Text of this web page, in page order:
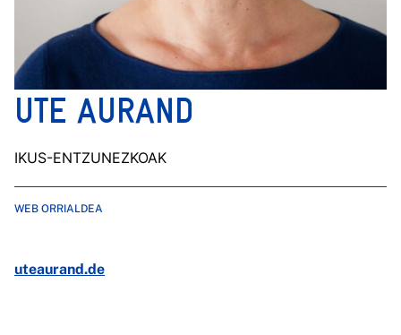
UTE AURAND
IKUS-ENTZUNEZKOAK
WEB ORRIALDEA
uteaurand.de